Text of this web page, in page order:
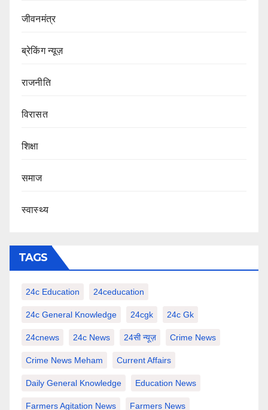
जीवनमंत्र
ब्रेकिंग न्यूज़
राजनीति
‍‍विरासत
शिक्षा
समाज
स्वास्थ्य
TAGS
24c Education 24ceducation
24c General Knowledge 24cgk 24c Gk
24cnews 24c News 24सी न्यूज़ Crime News
Crime News Meham Current Affairs
Daily General Knowledge Education News
Farmers Agitation News Farmers News